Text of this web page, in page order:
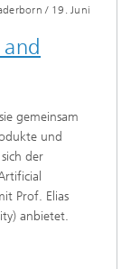
/ 19. Juni
gemeinsam
und
der
Prof. Elias
anbietet.